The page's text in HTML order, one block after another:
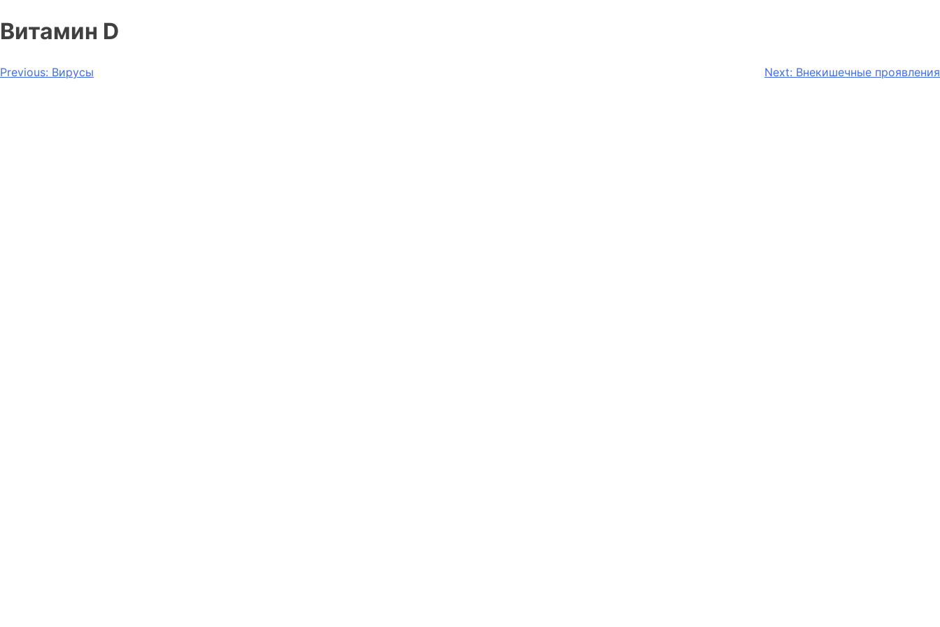
Витамин D
Previous: Вирусы Next: Внекишечные проявления